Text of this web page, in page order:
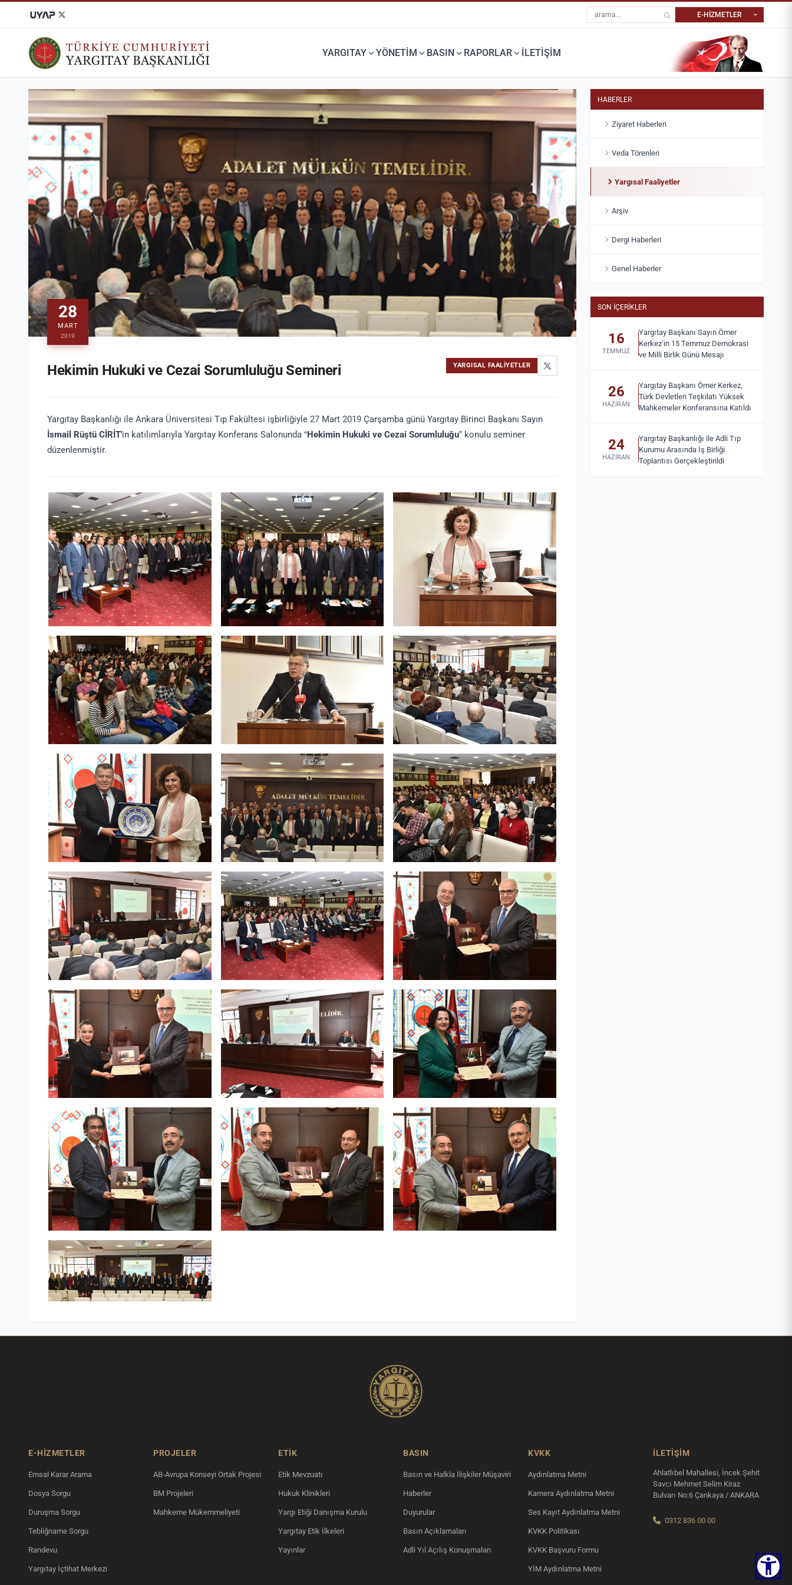
Site içi arama E-HİZMETLER
KARAR ARAMA
Tüm Yargıtay kararlarına
ulaşabilirsiniz.
DOSYA SORGU
Dosyanızın Yargıtay'da
durumunu öğrenebilirsiniz.
Dosyanızın duruşma bilgilerini
öğrenebilirsiniz.
Dosyanızda Teblinağmesini
görebilirsiniz.
Dosyanıza ait tüm randevu
işlemlerini yapabilirsiniz.
YARGITAY İÇTIHAT
MERKEZI
İçtihat niteliği taşıyan
YARGITAY YÖNETİM BASIN RAPORLAR İLETİŞİM
28
MART
2019
Hekimin Hukuki ve Cezai Sorumluluğu Semineri YARGISAL FAALIYETLER
Yargıtay Başkanlığı ile Ankara Üniversitesi Tıp Fakültesi işbirliğiyle 27 Mart 2019 Çarşamba günü Yargıtay Birinci Başkanı Sayın
İsmail Rüştü CİRİT'in katılımlarıyla Yargıtay Konferans Salonunda “Hekimin Hukuki ve Cezai Sorumluluğu” konulu seminer
düzenlenmiştir.
HABERLER
Ziyaret Haberleri
Veda Törenleri
Yargısal Faaliyetler
Arşiv
Dergi Haberleri
Genel Haberler
SON İÇERIKLER
16
TEMMUZ
Yargıtay Başkanı Sayın Ömer
Kerkez’in 15 Temmuz Demokrasi
ve Milli Birlik Günü Mesajı
26
HAZIRAN
Yargıtay Başkanı Ömer Kerkez,
Türk Devletleri Teşkilatı Yüksek
Mahkemeler Konferansına Katıldı
24
HAZIRAN
Yargıtay Başkanlığı ile Adli Tıp
Kurumu Arasında İş Birliği
Toplantısı Gerçekleştirildi
E-HİZMETLER
Emsal Karar Arama
Dosya Sorgu
Duruşma Sorgu
Tebliğname Sorgu
Randevu
Yargıtay İçtihat Merkezi
PROJELER
AB-Avrupa Konseyi Ortak Projesi
BM Projeleri
Mahkeme Mükemmeliyeti
ETİK
Etik Mevzuatı
Hukuk Klinikleri
Yargı Etiği Danışma Kurulu
Yargıtay Etik İlkeleri
Yayınlar
BASIN
Basın ve Halkla İlişkiler Müşaviri
Haberler
Duyurular
Basın Açıklamaları
Adli Yıl Açılış Konuşmaları
KVKK
Aydınlatma Metni
Kamera Aydınlatma Metni
Ses Kayıt Aydınlatma Metni
KVKK Politikası
KVKK Başvuru Formu
YİM Aydınlatma Metni
İLETIŞIM
Ahlatlıbel Mahallesi, İncek Şehit
Savcı Mehmet Selim Kiraz
Bulvarı No:6 Çankaya / ANKARA
0312 836 00 00